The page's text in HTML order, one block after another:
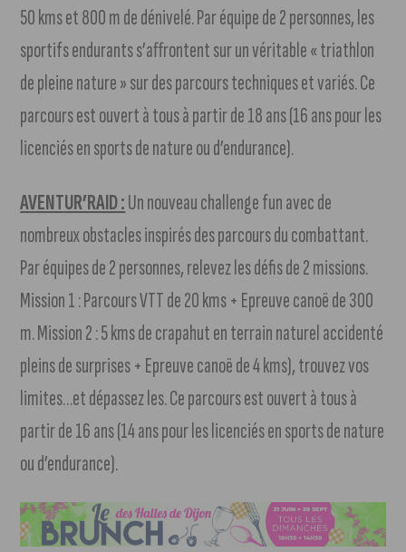
50 kms et 800 m de dénivelé. Par équipe de 2 personnes, les
sportifs endurants s’affrontent sur un véritable « triathlon
de pleine nature » sur des parcours techniques et variés. Ce
parcours est ouvert à tous à partir de 18 ans (16 ans pour les
licenciés en sports de nature ou d’endurance).
AVENTUR’RAID :Un nouveau challenge fun avec de
nombreux obstacles inspirés des parcours du combattant.
Par équipes de 2 personnes, relevez les défis de 2 missions.
Mission 1 : Parcours VTT de 20 kms + Epreuve canoë de 300
m. Mission 2 : 5 kms de crapahut en terrain naturel accidenté
pleins de surprises + Epreuve canoë de 4 kms), trouvez vos
limites…et dépassez les. Ce parcours est ouvert à tous à
partir de 16 ans (14 ans pour les licenciés en sports de nature
ou d’endurance).